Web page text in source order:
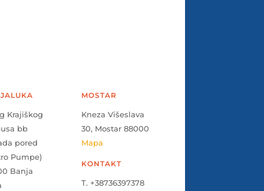
Krajiškog
bb
pored
Pumpe)
Banja
MOSTAR
Kneza Višeslava
30, Mostar 88000
Mapa
KONTAKT
T. +38736397378